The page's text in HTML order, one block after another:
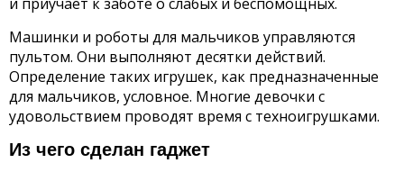
Машинки и роботы для мальчиков управляются
пультом. Они выполняют десятки действий.
Определение таких игрушек, как предназначенные
для мальчиков, условное. Многие девочки с
удовольствием проводят время с техноигрушками.
Из чего сделан гаджет